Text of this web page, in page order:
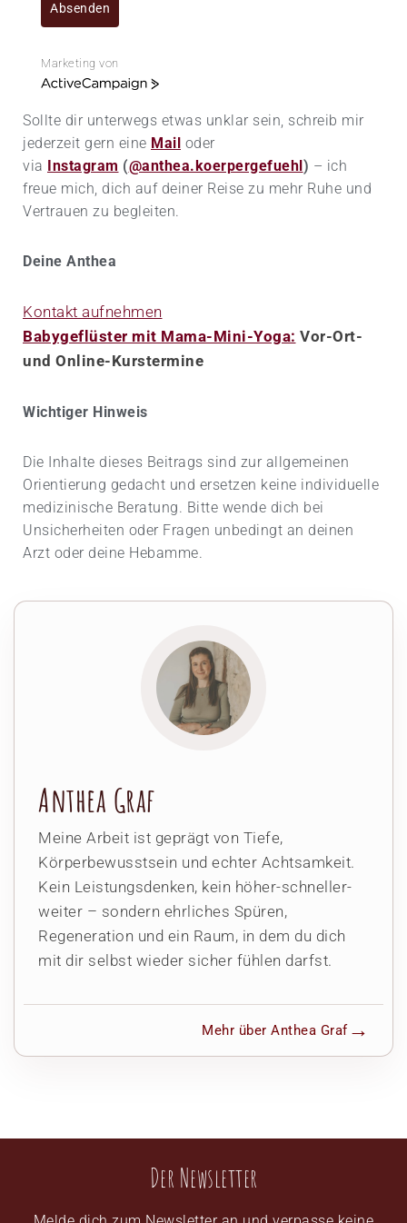
Absenden
Marketing von
A
t
i
C
a
a
n
Sollte dir unterwegs etwas unklar sein, schreib mir
jederzeit gern eine Mail oder
via Instagram (@anthea.koerpergefuehl) – ich
freue mich, dich auf deiner Reise zu mehr Ruhe und
Vertrauen zu begleiten.
Deine Anthea
Kontakt aufnehmen
Babygeflüster mit Mama-Mini-Yoga: Vor-Ort-
und Online-Kurstermine
Wichtiger Hinweis
Die Inhalte dieses Beitrags sind zur allgemeinen
Orientierung gedacht und ersetzen keine individuelle
medizinische Beratung. Bitte wende dich bei
Unsicherheiten oder Fragen unbedingt an deinen
Arzt oder deine Hebamme.
Anthea Graf
Meine Arbeit ist geprägt von Tiefe,
Körperbewusstsein und echter Achtsamkeit.
Kein Leistungsdenken, kein höher-schneller-
weiter – sondern ehrliches Spüren,
Regeneration und ein Raum, in dem du dich
mit dir selbst wieder sicher fühlen darfst.
Mehr über Anthea Graf
Der Newsletter